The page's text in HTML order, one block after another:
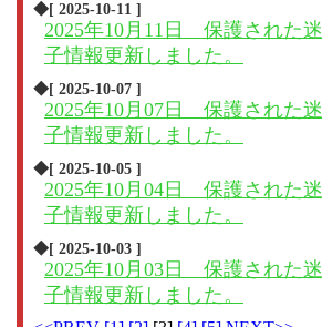
◆[ 2025-10-11 ]
2025年10月11日 保護された迷
子情報更新しました。
◆[ 2025-10-07 ]
2025年10月07日 保護された迷
子情報更新しました。
◆[ 2025-10-05 ]
2025年10月04日 保護された迷
子情報更新しました。
◆[ 2025-10-03 ]
2025年10月03日 保護された迷
子情報更新しました。